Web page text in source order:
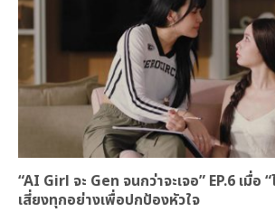
“AI Girl จะ Gen จนกว่าจะเจอ” EP.6 เมื่อ
เสี่ยงทุกอย่างเพื่อปกป้องหัวใจ